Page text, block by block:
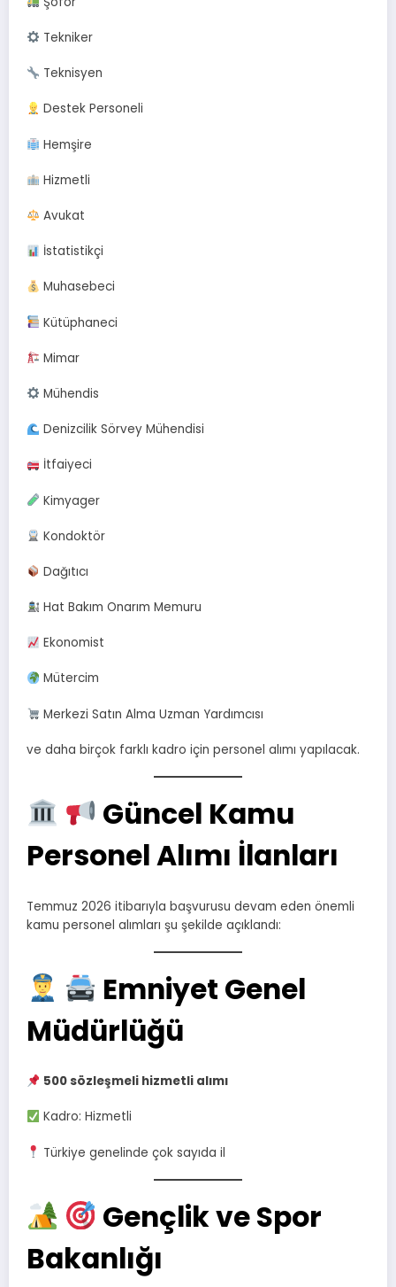
Tekniker
Teknisyen
Destek Personeli
Hemşire
Hizmetli
Avukat
İstatistikçi
Muhasebeci
Kütüphaneci
Mimar
Mühendis
Denizcilik Sörvey Mühendisi
İtfaiyeci
Kimyager
Kondoktör
Dağıtıcı
Hat Bakım Onarım Memuru
Ekonomist
Mütercim
Merkezi Satın Alma Uzman Yardımcısı
ve daha birçok farklı kadro için personel alımı yapılacak.
Güncel Kamu
Personel Alımı İlanları
Temmuz 2026 itibarıyla başvurusu devam eden önemli
kamu personel alımları şu şekilde açıklandı:
Emniyet Genel
Müdürlüğü
500 sözleşmeli hizmetli alımı
Kadro: Hizmetli
Türkiye genelinde çok sayıda il
Gençlik ve Spor
Bakanlığı